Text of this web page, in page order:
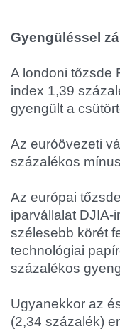
Gyengüléssel
A londoni tőzsde
index 1,39
gyengült a
Az euróövezeti
százalékos
Az európai
iparvállalat
szélesebb körét
technológiai
százalékos
Ugyanekkor az
(2,34 százalék)